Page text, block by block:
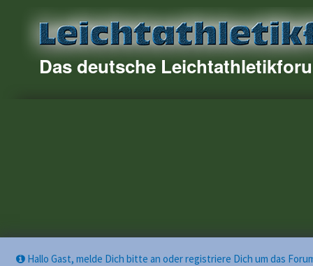
Das deutsche
Hallo Gast, melde Dich bitte an oder registriere Dich um das